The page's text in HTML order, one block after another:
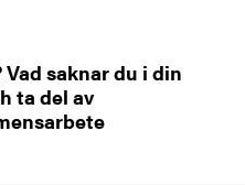
saknar du i din
ta del av